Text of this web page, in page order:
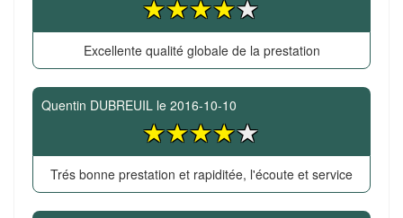
Excellente qualité globale de la prestation
Quentin DUBREUIL le 2016-10-10
Trés bonne prestation et rapiditée, l'écoute et service